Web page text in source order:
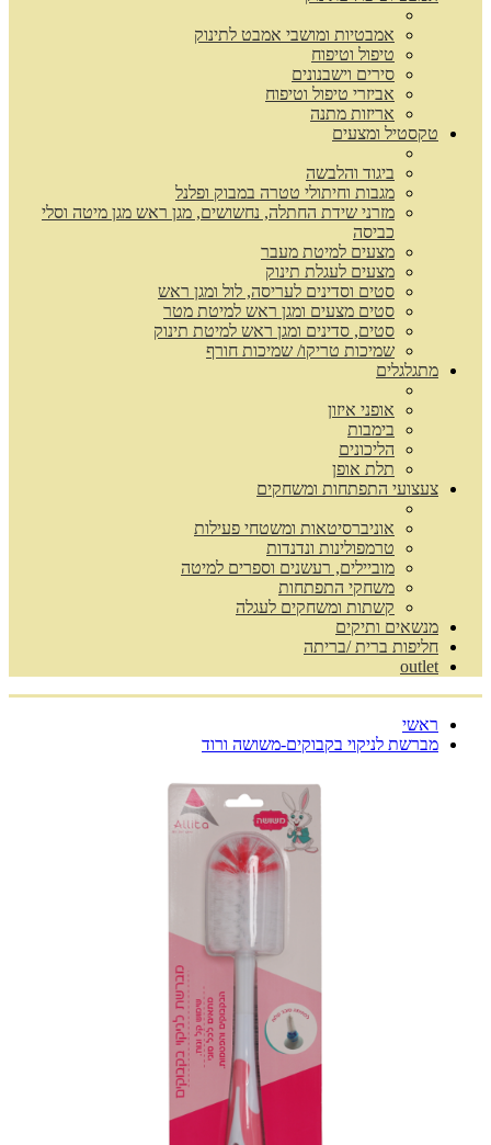
אמבטיות ומושבי אמבט לתינוק
טיפול וטיפוח
סירים וישבנונים
אביזרי טיפול וטיפוח
אריזות מתנה
טקסטיל ומצעים
ביגוד והלבשה
מגבות וחיתולי טטרה במבוק ופלנל
מזרני שידת החתלה, נחשושים, מגן ראש מגן מיטה וסלי
כביסה
מצעים למיטת מעבר
מצעים לעגלת תינוק
סטים וסדינים לעריסה, לול ומגן ראש
סטים מצעים ומגן ראש למיטת מטר
סטים, סדינים ומגן ראש למיטת תינוק
שמיכות טריקו/ שמיכות חורף
מתגלגלים
אופני איזון
בימבות
הליכונים
תלת אופן
צעצועי התפתחות ומשחקים
אוניברסיטאות ומשטחי פעילות
טרמפולינות ונדנדות
מוביילים, רעשנים וספרים למיטה
משחקי התפתחות
קשתות ומשחקים לעגלה
מנשאים ותיקים
חליפות ברית /בריתה
outlet
ראשי
מברשת לניקוי בקבוקים-משושה ורוד